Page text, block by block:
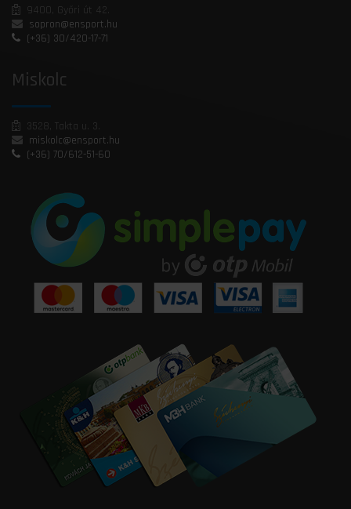
9400, Győri út 42.
sopron@ensport.hu
(+36) 30/420-17-71
Miskolc
3528, Takta u. 3.
miskolc@ensport.hu
(+36) 70/612-51-60